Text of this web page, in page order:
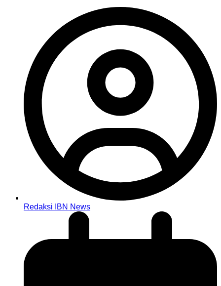
Redaksi IBN News